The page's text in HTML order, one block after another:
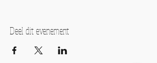
Deel dit evenement